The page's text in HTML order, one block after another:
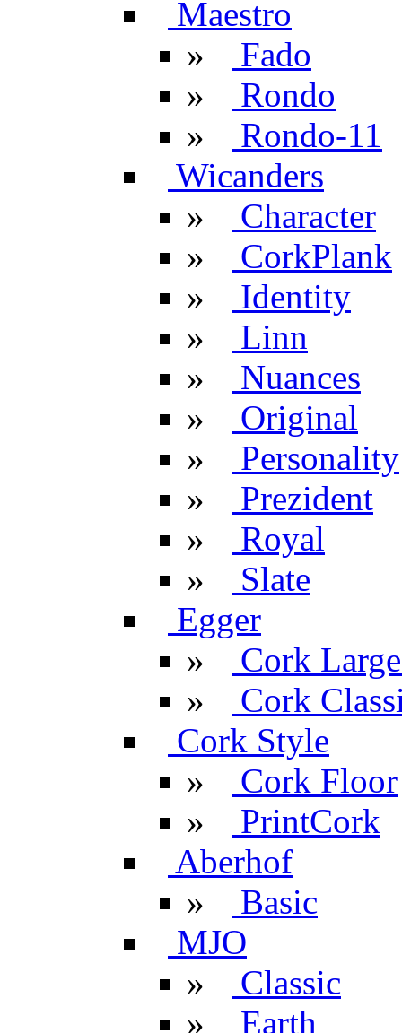
Maestro
»
Fado
»
Rondo
»
Rondo-11
Wicanders
»
Character
»
CorkPlank
»
Identity
»
Linn
»
Nuances
»
Original
»
Personality
»
Prezident
»
Royal
»
Slate
Egger
»
Cork
»
Cork
Cork Style
»
Cork Floor
»
PrintCork
Aberhof
»
Basic
MJO
»
Classic
»
Earth